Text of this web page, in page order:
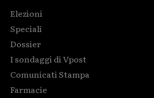
Elezioni
Speciali
Dossier
I sondaggi di Vpost
Comunicati Stampa
Farmacie